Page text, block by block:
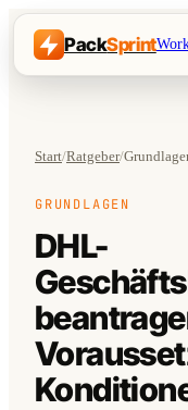
PackSprint
Start/Ratgeber/
GRUNDLAGEN
DHL-